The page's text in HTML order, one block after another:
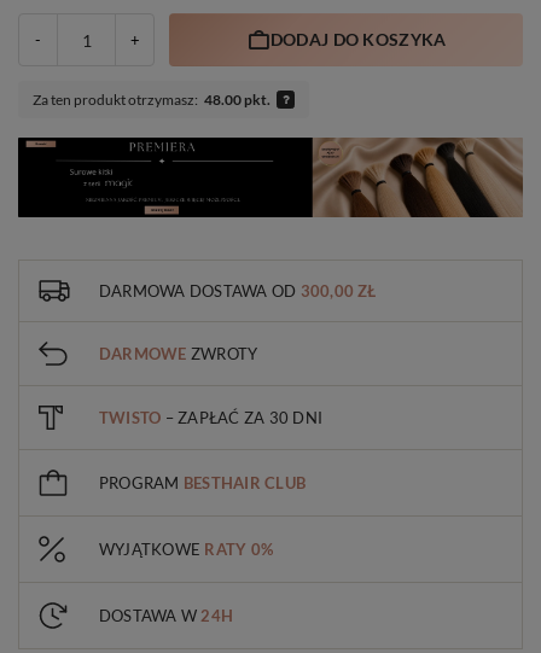
- + DODAJ DO KOSZYKA
Za ten produkt otrzymasz: 48.00 pkt.
DARMOWA DOSTAWA OD 300,00 ZŁ
DARMOWE ZWROTY
TWISTO – ZAPŁAĆ ZA 30 DNI
PROGRAM BESTHAIR CLUB
WYJĄTKOWE RATY 0%
DOSTAWA W 24H